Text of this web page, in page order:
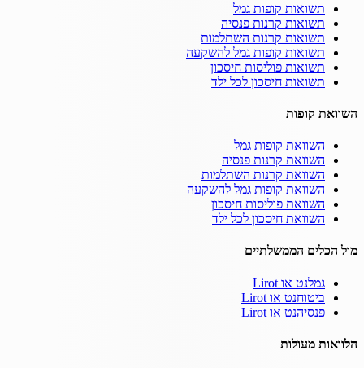
תשואות קופות גמל
תשואות קרנות פנסיה
תשואות קרנות השתלמות
תשואות קופות גמל להשקעה
תשואות פוליסות חיסכון
תשואות חיסכון לכל ילד
השוואת קופות
השוואת קופות גמל
השוואת קרנות פנסיה
השוואת קרנות השתלמות
השוואת קופות גמל להשקעה
השוואת פוליסות חיסכון
השוואת חיסכון לכל ילד
מול הכלים הממשלתיים
גמלנט או Lirot
ביטוחנט או Lirot
פנסיהנט או Lirot
הלוואות מעולות